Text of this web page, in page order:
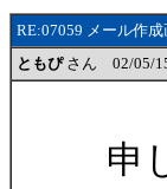
RE:07059 メール作
ともぴさん 02/05/
申